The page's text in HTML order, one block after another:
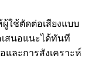
ใช้ตัดต่อเสียงแบบ
สนอแนะได้ทันที
และการสังเคราะห์